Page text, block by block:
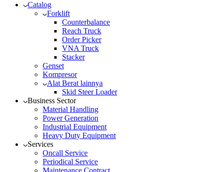
Catalog
Forklift
Counterbalance
Reach Truck
Order Picker
VNA Truck
Stacker
Genset
Kompresor
Alat Berat lainnya
Skid Steer Loader
Business Sector
Material Handling
Power Generation
Industrial Equipment
Heavy Duty Equipment
Services
Oncall Service
Periodical Service
Maintenance Contract